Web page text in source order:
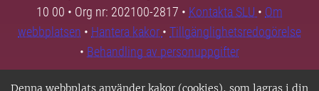
Denna webbplats använder kakor (cookies), som lagras i din
10 00 • Org nr: 202100-2817 • Kontakta SLU • Om
webbplatsen • Hantera kakor • Tillgänglighetsredogörelse
• Behandling av personuppgifter